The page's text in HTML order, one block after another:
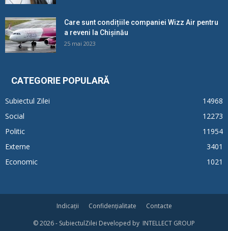
Care sunt condițiile companiei Wizz Air pentru
a reveni la Chișinău
25 mai 2023
CATEGORIE POPULARĂ
Subiectul Zilei
14968
Social
12273
Politic
11954
Externe
3401
Economic
1021
Indicații Confidențialitate
Contacte
© 2026 - SubiectulZilei Developed by INTELLECT GROUP